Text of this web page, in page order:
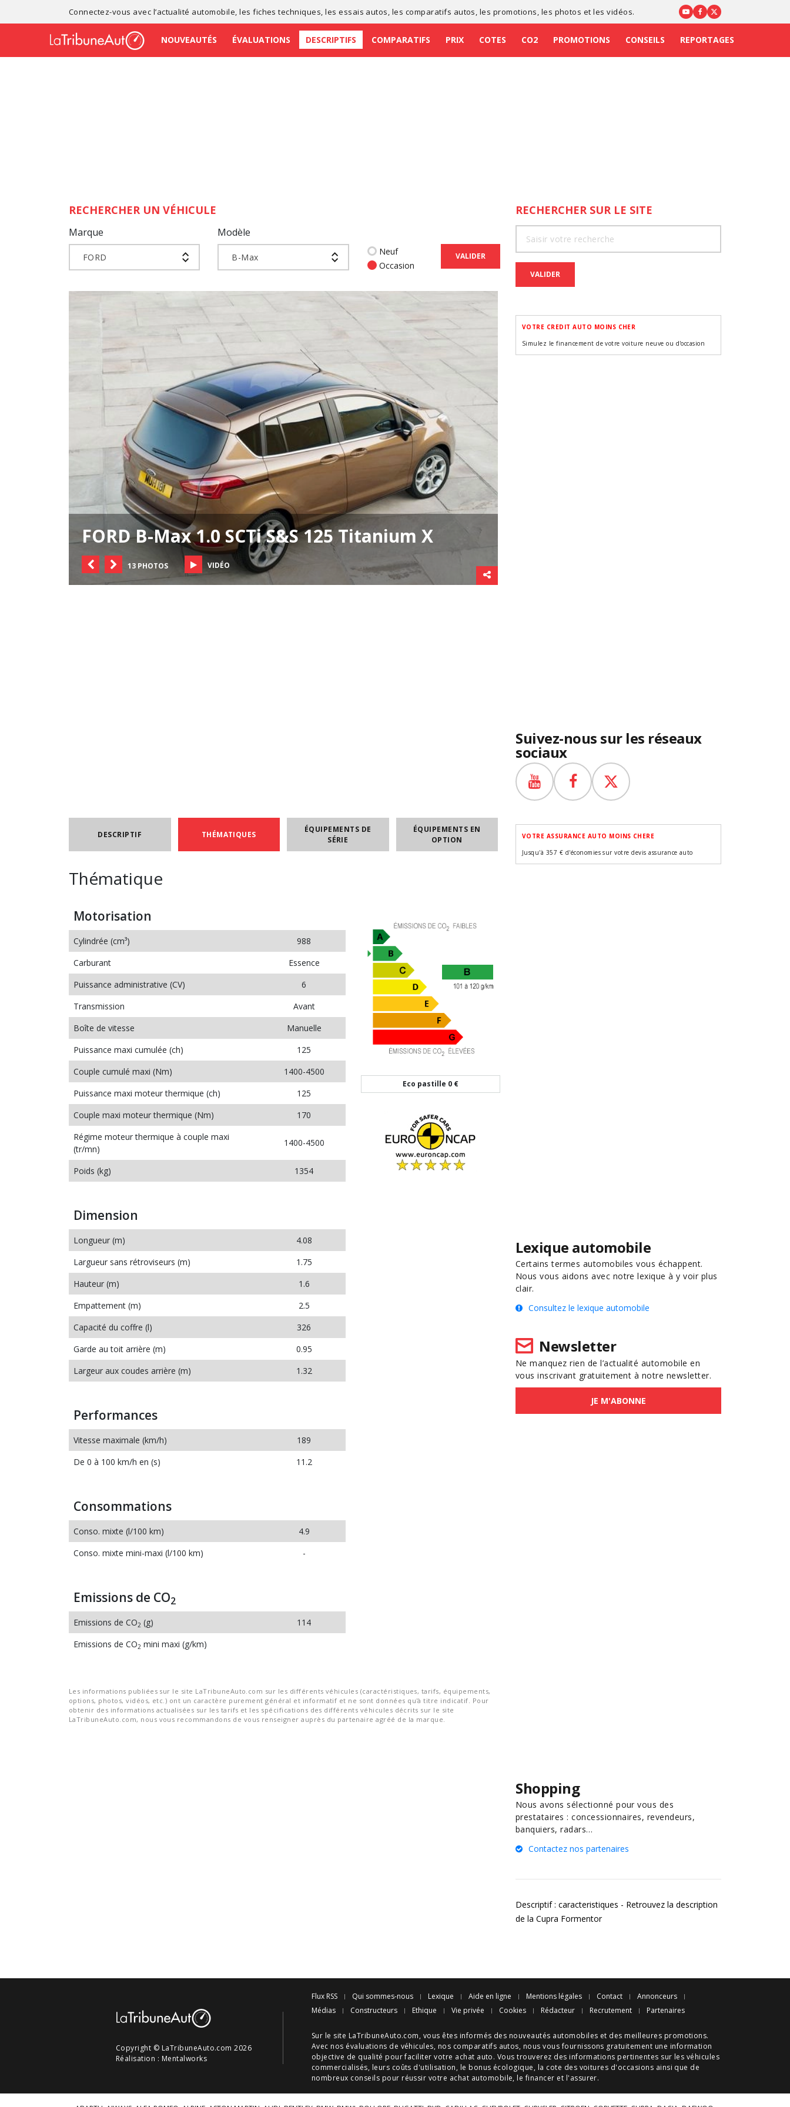
Connectez-vous avec l’actualité automobile , lesfiches techniques , lesessais autos , les comparatifs autos , les promotions , les photos et les vidéos.
NOUVEAUTÉS ÉVALUATIONS DESCRIPTIFS COMPARATIFS PRIX COTES CO2 PROMOTIONS CONSEILS REPORTAGES
RECHERCHER UN VÉHICULE
Marque
FORD
Modèle
B-Max
Neuf
Occasion
VALIDER
FORD B-Max 1.0 SCTi S&S 125 Titanium X
13 PHOTOS VIDÉO
DESCRIPTIF THÉMATIQUES
ÉQUIPEMENTS DE
SÉRIE
ÉQUIPEMENTS EN
OPTION
Thématique
Motorisation
Cylindrée (cm³)
988
Carburant
Essence
Puissance administrative (CV)
6
Transmission
Avant
Boîte de vitesse
Manuelle
Puissance maxi cumulée (ch)
125
Couple cumulé maxi (Nm)
1400-4500
Puissance maxi moteur thermique (ch)
125
Couple maxi moteur thermique (Nm)
170
Régime moteur thermique à couple maxi
(tr/mn)
1400-4500
Poids (kg) 1354
Dimension
Longueur (m)
4.08
Largueur sans rétroviseurs (m)
1.75
Hauteur (m)
1.6
Empattement (m)
2.5
Capacité du coffre (l)
326
Garde au toit arrière (m)
0.95
Largeur aux coudes arrière (m)
1.32
Performances
Vitesse maximale (km/h)
189
De 0 à 100 km/h en (s)
11.2
Consommations
Conso. mixte (l/100 km)
4.9
Conso. mixte mini-maxi (l/100 km)
-
Emissions de CO2
Emissions de CO2 (g)
114
Emissions de CO2 mini maxi (g/km)
Eco pastille 0 €
Les informations publiées sur le site LaTribuneAuto.com sur les différents véhicules (caractéristiques, tarifs, équipements,
options, photos, vidéos, etc.) ont un caractère purement général et informatif et ne sont données qu'à titre indicatif. Pour
obtenir des informations actualisées sur les tarifs et les spécifications des différents véhicules décrits sur le site
LaTribuneAuto.com, nous vous recommandons de vous renseigner auprès du partenaire agréé de la marque.
RECHERCHER SUR LE SITE
VALIDER
VOTRE CREDIT AUTO MOINS CHER
Simulez le financement de votre voiture neuve ou d'occasion
Suivez-nous sur les réseaux
sociaux
VOTRE ASSURANCE AUTO MOINS CHERE
Jusqu'à 357 € d'économies sur votre devis assurance auto
Lexique automobile
Certains termes automobiles vous échappent.
Nous vous aidons avec notre lexique à y voir plus
clair.
Consultez le lexique automobile
Newsletter
Ne manquez rien de l’actualité automobile en
vous inscrivant gratuitement à notre newsletter.
JE M'ABONNE
Shopping
Nous avons sélectionné pour vous des
prestataires : concessionnaires, revendeurs,
banquiers, radars…
Contactez nos partenaires
Descriptif : caracteristiques - Retrouvez la description
de la Cupra Formentor
Copyright © LaTribuneAuto.com 2026
Réalisation : Mentalworks
Flux RSS Qui sommes-nous Lexique Aide en ligne Mentions légales Contact
Annonceurs
Médias
Constructeurs Ethique Vie privée Cookies Rédacteur Recrutement Partenaires
Sur le site LaTribuneAuto.com, vous êtes informés des nouveautés automobiles et des meilleures promotions.
Avec nos évaluations de véhicules, nos comparatifs autos, nous vous fournissons gratuitement une information
objective de qualité pour faciliter votre achat auto. Vous trouverez des informations pertinentes sur les véhicules
commercialisés, leurs coûts d'utilisation, le bonus écologique, la cote des voitures d'occasions ainsi que de
nombreux conseils pour réussir votre achat automobile, le financer et l'assurer.